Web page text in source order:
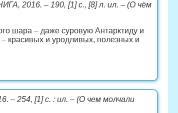
2016. – 190, [1] с., [8] л. ил. – (О чём
шара – даже суровую Антарктиду и
красивых и уродливых, полезных и
– 254, [1] с. : ил. – (О чем молчали